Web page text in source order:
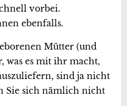
vorbei.
ebenfalls.
Mütter (und
was es mit ihr macht,
sind ja nicht
Sie sich nämlich nicht